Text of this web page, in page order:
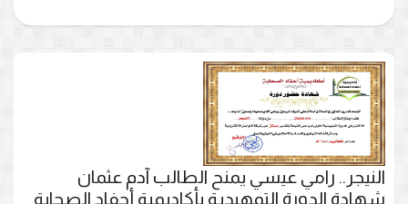
النيجر.. رامي عيسي يمنح الطالب آدم عثمان
شهادة الدورة التمهيدية بأكاديمية أحفاد الصحابة